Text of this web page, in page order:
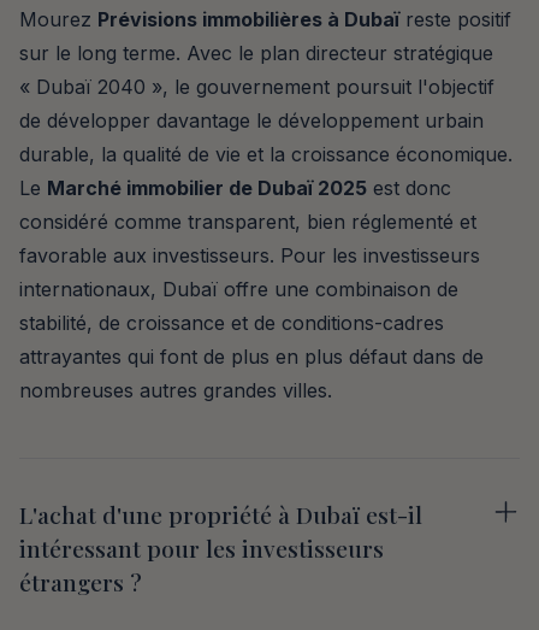
Mourez Prévisions immobilières à Dubaïreste positif
sur le long terme. Avec le plan directeur stratégique
« Dubaï 2040 », le gouvernement poursuit l'objectif
de développer davantage le développement urbain
durable, la qualité de vie et la croissance économique.
Le Marché immobilier de Dubaï 2025 est donc
considéré comme transparent, bien réglementé et
favorable aux investisseurs. Pour les investisseurs
internationaux, Dubaï offre une combinaison de
stabilité, de croissance et de conditions-cadres
attrayantes qui font de plus en plus défaut dans de
nombreuses autres grandes villes.
L'achat d'une propriété à Dubaï est-il
intéressant pour les investisseurs
étrangers ?